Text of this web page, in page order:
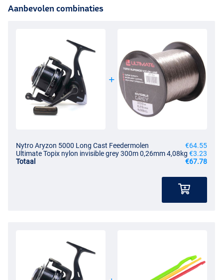
Aanbevolen combinaties
Nytro Aryzon 5000 Long Cast Feedermolen
€64.55
Ultimate Topix nylon invisible grey 300m 0,26mm 4,08kg €3.23
Totaal
€67.78